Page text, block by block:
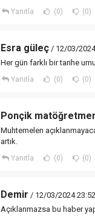
Yanıtla (0) (0)
Esra güleç / 12/03/
Her gün farklı bir tarihe
Yanıtla (0) (0)
Ponçik
Muhtemelen
artık.
Yanıtla (0) (0)
Demir / 12/03/2024 23:52
Açıklanmazsa bu haber